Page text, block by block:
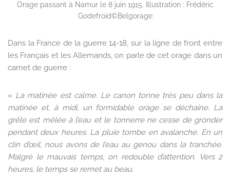
Orage passant à Namur le 8 juin 1915. Illustration : Frédéric
Godefroid©Belgorage
Dans la France de la guerre 14-18, sur la ligne de front entre
les Français et les Allemands, on parle de cet orage dans un
carnet de guerre :
« La matinée est calme. Le canon tonne très peu dans la
matinée et, à midi, un formidable orage se déchaîne. La
grêle est mêlée à l’eau et le tonnerre ne cesse de gronder
pendant deux heures. La pluie tombe en avalanche. En un
clin d’œil, nous avons de l’eau au genou dans la tranchée.
Malgré le mauvais temps, on redouble d’attention. Vers 2
heures, le temps se remet au beau.